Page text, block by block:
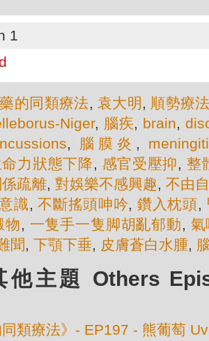
1
的同類療法, 袁大明 , 順勢療
Niger, 腦疾, brain,
, 腦膜炎 ,
力狀態下降, 感官受壓抑, 整
疏離, 對娛樂不感興趣,不由
識,不斷搖頭呻吟,鑽入枕頭,
物, 一隻手一隻脚胡亂郁動, 氣
聞, 下顎下垂, 皮膚蒼白水腫,
他主題 Others
同類療法》- EP197 - 熊葡萄